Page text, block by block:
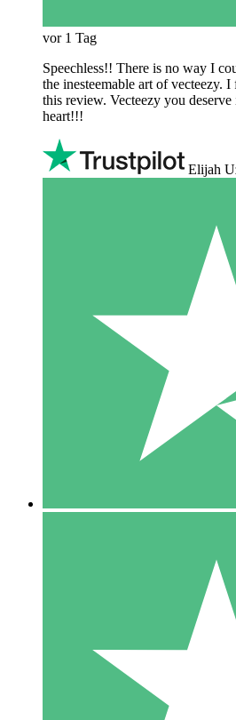
vor 1 Tag
Speechless!! There is no way I
the inesteemable art of vecteezy.
this review. Vecteezy you
heart!!!
Elijah